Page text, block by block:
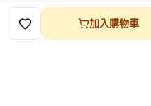
加入購物車